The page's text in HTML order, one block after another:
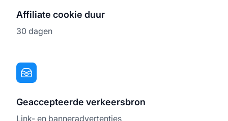
Affiliate cookie duur
30 dagen
Geaccepteerde verkeersbron
Link- en banneradvertenties